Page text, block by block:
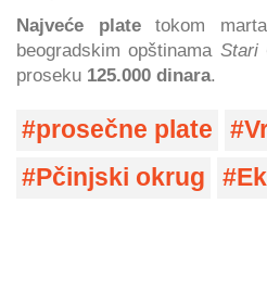
Najveće platetokom
beogradskim opštinama Stari
proseku 125.000 dinara.
prosečne plate
Pčinjski okrug